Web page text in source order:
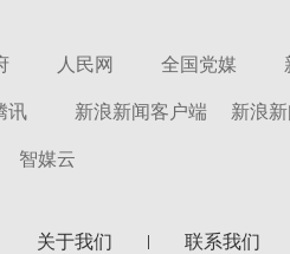
人民网 全国党媒
讯 新浪新闻客户端 新浪新
智媒云
关于我们 联系我们